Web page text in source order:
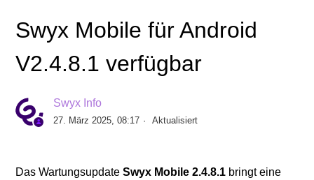
Swyx Mobile für IOS V3.0.1 verfügbar
Swyx Mobile für Android V3.0.29 verfügbar
Swyx Mobile für IOS V3.0.0 verfügbar
Swyx Mobile für Android
V2.4.8.1 verfügbar
Swyx Info
27. März 2025, 08:17 Aktualisiert
Das WartungsupdateSwyx Mobile 2.4.8.1 bringt eine